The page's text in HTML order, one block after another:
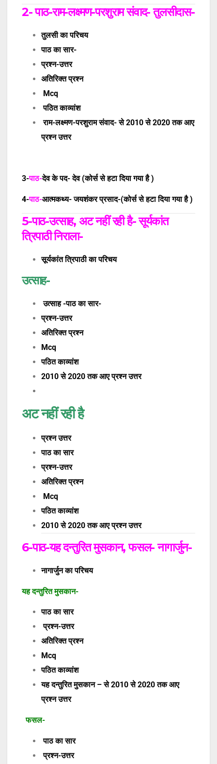
2-पाठ-राम-लक्ष्मण-परशुराम संवाद- तुलसीदास-
तुलसी का परिचय
पाठ का सार-
प्रश्न-उत्तर
अतिरिक्त प्रश्न
Mcq
पठित काव्यांश
राम-लक्ष्मण-परशुराम संवाद- से 2010 से 2020 तक आए
प्रश्न उत्तर
3-पाठ-देव के पद- देव (कोर्स से हटा दिया गया है )
4-पाठ-आत्मकथ्य- जयशंकर प्रसाद-(कोर्स से हटा दिया गया है )
5-पाठ-उत्साह, अट नहीं रही है- सूर्यकांत
त्रिपाठी निराला-
सूर्यकांत त्रिपाठी का परिचय
उत्साह-
उत्साह -पाठ का सार-
प्रश्न-उत्तर
अतिरिक्त प्रश्न
Mcq
पठित काव्यांश
2010 से 2020 तक आए प्रश्न उत्तर
अट नहीं रही है
प्रश्न उत्तर
पाठ का सार
प्रश्न-उत्तर
अतिरिक्त प्रश्न
Mcq
पठित काव्यांश
2010 से 2020 तक आए प्रश्न उत्तर
6-पाठ-यह दन्तुरित मुसकान, फसल- नागार्जुन-
नागार्जुन का परिचय
यह दन्तुरित मुसकान-
पाठ का सार
प्रश्न-उत्तर
अतिरिक्त प्रश्न
Mcq
पठित काव्यांश
यह दन्तुरित मुसकान – से 2010 से 2020 तक आए
प्रश्न उत्तर
फसल-
पाठ का सार
प्रश्न-उत्तर